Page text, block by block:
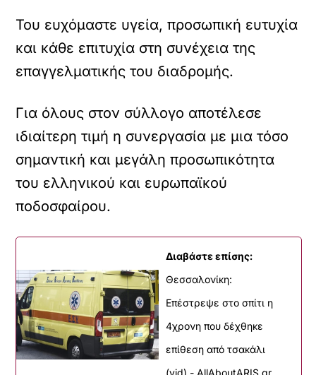
Του ευχόμαστε υγεία, προσωπική ευτυχία
και κάθε επιτυχία στη συνέχεια της
επαγγελματικής του διαδρομής.
Για όλους στον σύλλογο αποτέλεσε
ιδιαίτερη τιμή η συνεργασία με μια τόσο
σημαντική και μεγάλη προσωπικότητα
του ελληνικού και ευρωπαϊκού
ποδοσφαίρου.
Διαβάστε επίσης:
Θεσσαλονίκη:
Επέστρεψε στο σπίτι η
4χρονη που δέχθηκε
επίθεση από τσακάλι
(vid) - AllAboutARIS.gr